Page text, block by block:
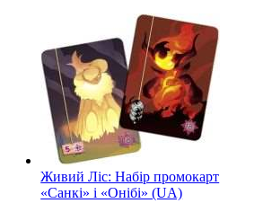
Живий Ліс: Набір промокарт
«Санкі» і «Онібі» (UA)